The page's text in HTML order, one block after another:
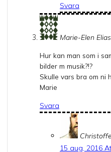
Svara
Marie-Elen
Hur kan man som i
bilder m musik?!?
Skulle vars bra om ni
Marie
Svara
15 aug, 2016